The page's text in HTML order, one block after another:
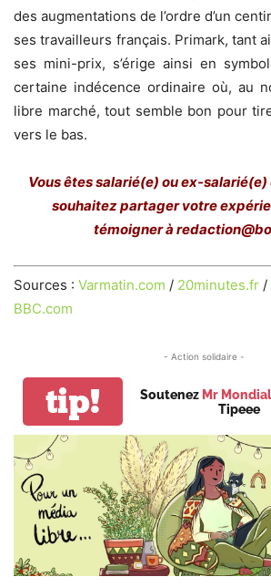
des augmentations de l’ordre d’un
ses travailleurs français. Primark, tant
ses mini-prix, s’érige ainsi en
certaine indécence ordinaire où, au
libre marché, tout semble bon pour
vers le bas.
Vous êtes salarié(e) ou ex-
souhaitez partager votre
témoigner à
Sources : Varmatin.com / 20minutes.fr /
BBC.com
- Action solidaire -
tip! Soutenez Mr
Tipeee